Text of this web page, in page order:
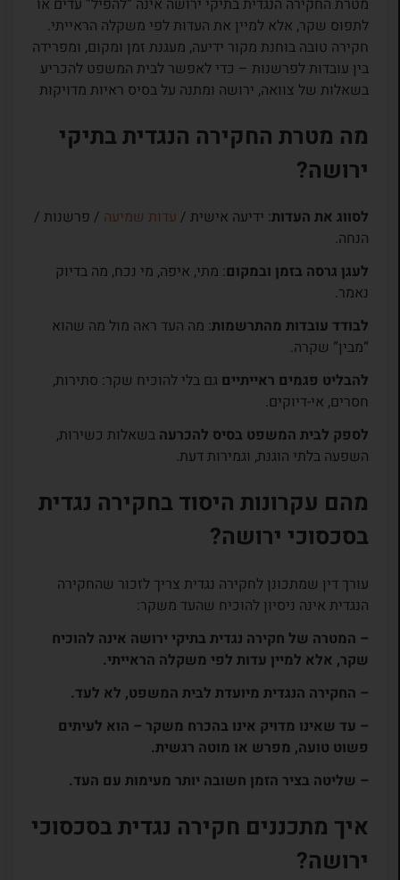
מטרת החקירה הנגדית בתיקי ירושה אינה “להפיל” עדים או
לתפוס שקר, אלא למיין את העדות לפי משקלה הראייתי.
חקירה טובה בוחנת מקור ידיעה, מעגנת זמן ומקום, ומפרידה
בין עובדות לפרשנות – כדי לאפשר לבית המשפט להכריע
בשאלות של צוואה, ירושה ומתנה על בסיס ראיות מדויקות
מה מטרת החקירה הנגדית בתיקי
ירושה?
לסווג את העדות: ידיעה אישית / עדות שמיעה/ פרשנות /
הנחה.
לעגן גרסה בזמן ובמקום: מתי, איפה, מי נכח, מה בדיוק
נאמר.
לבודד עובדות מהתרשמות: מה העד ראה מול מה שהוא
“מבין” שקרה.
להבליט פגמים ראייתייםגם בלי להוכיח שקר: סתירות,
חסרים, אי-דיוקים.
לספק לבית המשפט בסיס להכרעהבשאלות כשירות,
השפעה בלתי הוגנת, וגמירות דעת.
מהם עקרונות היסוד בחקירה נגדית
בסכסוכי ירושה?
עורך דין שמתכונן לחקירה נגדית צריך לזכור שהחקירה
הנגדית אינה ניסיון להוכיח שהעד משקר:
– המטרה של חקירה נגדית בתיקי ירושה אינה להוכיח
שקר, אלא למיין עדות לפי משקלה הראייתי.
– החקירה הנגדית מיועדת לבית המשפט, לא לעד.
– עד שאינו מדויק אינו בהכרח משקר – הוא לעיתים
פשוט טועה, מפרש או מוטה רגשית.
– שליטה בציר הזמן חשובה יותר מעימות עם העד.
איך מתכננים חקירה נגדית בסכסוכי
ירושה?